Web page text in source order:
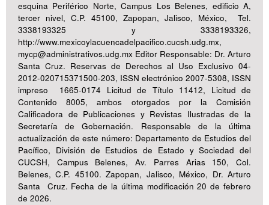
esquina Periférico Norte, Campus Los Belenes, edificio A,
tercer nivel, C.P. 45100, Zapopan, Jalisco, México, Tel.
3338193325 y 3338193326,
http://www.mexicoylacuencadelpacifico.cucsh.udg.mx,
mycp@administrativos.udg.mx Editor Responsable: Dr. Arturo
Santa Cruz. Reservas de Derechos al Uso Exclusivo 04-
2012-020715371500-203, ISSN electrónico 2007-5308, ISSN
impreso 1665-0174 Licitud de Título 11412, Licitud de
Contenido 8005, ambos otorgados por la Comisión
Calificadora de Publicaciones y Revistas Ilustradas de la
Secretaría de Gobernación. Responsable de la última
actualización de este número: Departamento de Estudios del
Pacífico, División de Estudios de Estado y Sociedad del
CUCSH, Campus Belenes, Av. Parres Arias 150, Col.
Belenes, C.P. 45100. Zapopan, Jalisco, México, Dr. Arturo
Santa Cruz. Fecha de la última modificación 20 de febrero
de 2026.